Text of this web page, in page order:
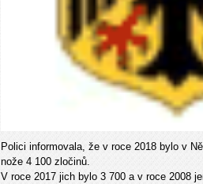
Polici informovala, že v roce 2018 bylo v
nože 4 100 zločinů.
V roce 2017 jich bylo 3 700 a v roce 2008